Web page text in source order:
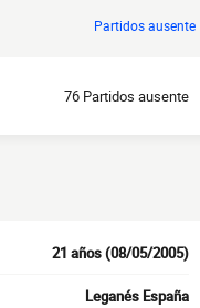
Partidos ausente
76 Partidos ausente
21 años (08/05/2005)
Leganés España